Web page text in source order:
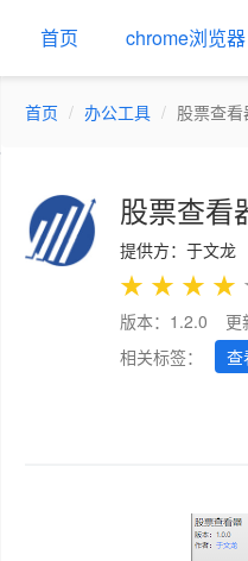
首页 chrome浏览器
首页 办公工具 股票查看
股票查看
提供方：于文龙
★ ★ ★ ★
版本：1.2.0
更
相关标签：
查